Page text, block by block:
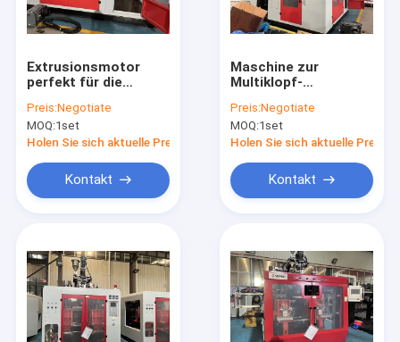
Fabrik-Ausflug
Nachrichten
Fordern Sie ein Zitat
Extrusionsblasformmaschine
PlastikflaschenBlasformenmaschine
automatische Blasenmaschine
Extrusionsmotor
perfekt für die
Kunststoffverpackungen
und Flaschen
Preis:Negotiate
MOQ:1set
Holen Sie sich aktuelle Preis
Kontakt
Maschine zur
Multiklopf-
Blasformung
Preis:Negotiate
MOQ:1set
Holen Sie sich aktuelle Preis
Kontakt